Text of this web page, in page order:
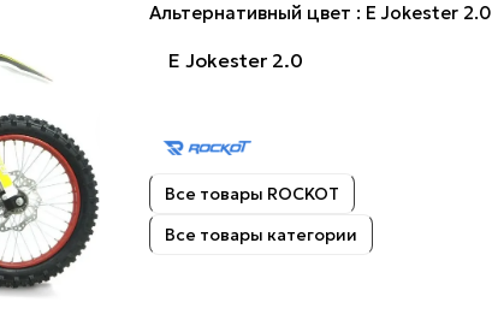
Альтернативный цвет : E Jokester 2.0
E Jokester 2.0
Все товары ROCKOT
Все товары категории